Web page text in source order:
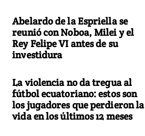
Abelardo de la Espriella se
reunió con Noboa, Milei y el
Rey Felipe VI antes de su
investidura
La violencia no da tregua al
fútbol ecuatoriano: estos son
los jugadores que perdieron la
vida en los últimos 12 meses